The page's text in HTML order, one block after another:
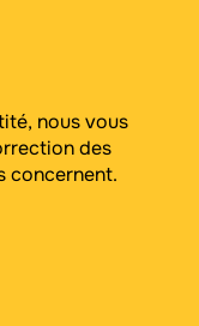
nous vous
des
concernent.